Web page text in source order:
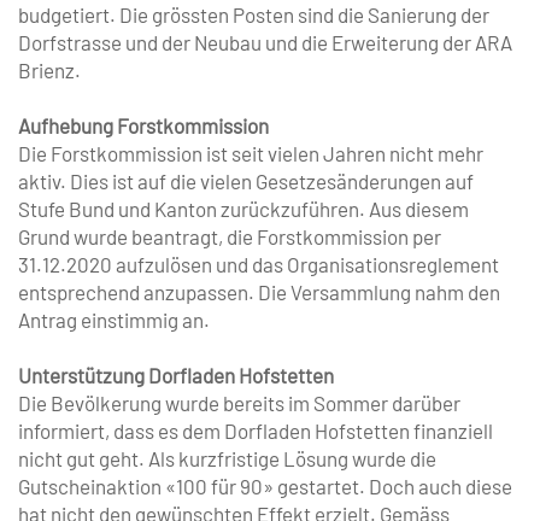
budgetiert. Die grössten Posten sind die Sanierung der
Dorfstrasse und der Neubau und die ­Er­weiterung der ARA
Brienz.
Aufhebung Forstkommission
Die Forstkommission ist seit vielen Jahren nicht mehr
aktiv. Dies ist auf die vielen ­Gesetzesänderungen auf
Stufe Bund und Kanton zurückzuführen. Aus diesem
Grund wurde beantragt, die Forstkommission per
31.12.2020 aufzulösen und das Organisa­tionsreglement
entsprechend anzu­passen. Die Versammlung nahm den
Antrag einstimmig an.
Unterstützung Dorfladen Hofstetten
Die Bevölkerung wurde bereits im Sommer darüber
informiert, dass es dem Dorfladen Hofstetten finanziell
nicht gut geht. Als kurzfristige Lösung wurde die
Gutscheinaktion «100 für 90» gestartet. Doch auch diese
hat nicht den gewünschten ­Effekt erzielt. Gemäss